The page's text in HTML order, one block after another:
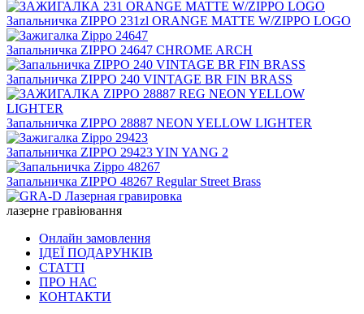
Запальничка ZIPPO 231zl ORANGE MATTE W/ZIPPO LOGO
Запальничка ZIPPO 24647 CHROME ARCH
Запальничка ZIPPO 240 VINTAGE BR FIN BRASS
Запальничка ZIPPO 28887 NEON YELLOW LIGHTER
Запальничка ZIPPO 29423 YIN YANG 2
Запальничка ZIPPO 48267 Regular Street Brass
лазерне гравіювання
Онлайн замовлення
ІДЕЇ ПОДАРУНКІВ
СТАТТІ
ПРО НАС
КОНТАКТИ